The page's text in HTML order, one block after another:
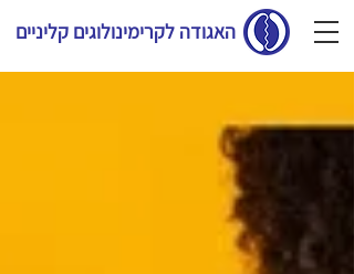
האגודה לקרימינולוגים קליניים